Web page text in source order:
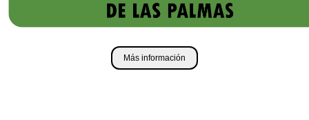
Más información